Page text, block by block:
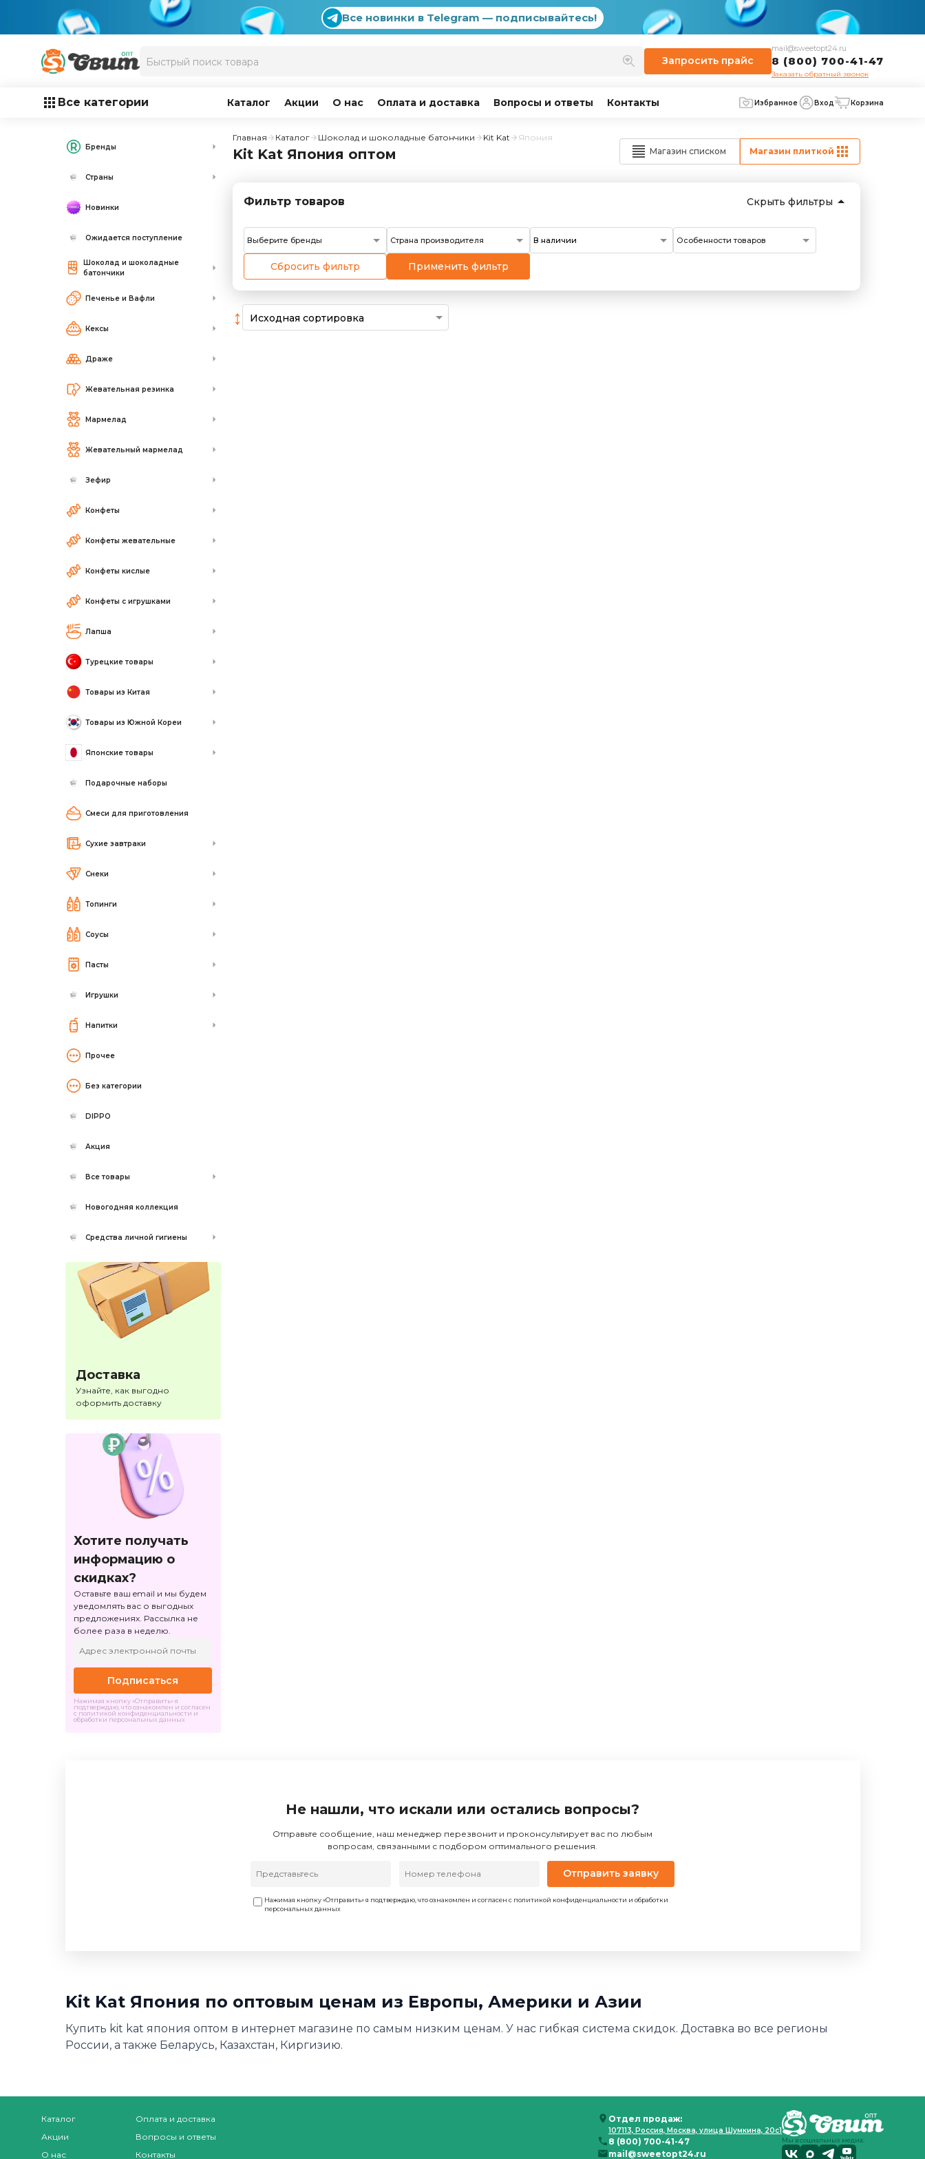
Все новинки в Telegram — подписывайтесь!
Запросить прайс
mail@sweetopt24.ru
8 (800) 700-41-47
Заказать обратный звонок
Все категории Каталог Акции О нас Оплата и доставка Вопросы и ответы Контакты Избранное Вход Корзина
Бренды
Страны
Новинки
Ожидается поступление
Шоколад и шоколадные
батончики
Печенье и Вафли
Кексы
Драже
Жевательная резинка
Мармелад
Жевательный мармелад
Зефир
Конфеты
Конфеты жевательные
Конфеты кислые
Конфеты с игрушками
Лапша
Турецкие товары
Товары из Китая
Товары из Южной Кореи
Японские товары
Подарочные наборы
Смеси для приготовления
Сухие завтраки
Снеки
Топинги
Соусы
Пасты
Игрушки
Напитки
Прочее
Без категории
DIPPO
Акция
Все товары
Новогодняя коллекция
Средства личной гигиены
Доставка
Узнайте, как выгодно
оформить доставку
Хотите получать
информацию о
скидках?
Оставьте ваш email и мы будем
уведомлять вас о выгодных
предложениях. Рассылка не
более раза в неделю.
Подписаться
Нажимая кнопку «Отправить» я
подтверждаю, что ознакомлен и согласен
с политикой конфиденциальности и
обработки персональных данных
Главная Каталог Шоколад и шоколадные батончики Kit Kat Япония
Kit Kat Япония оптом Магазин списком Магазин плиткой
Фильтр товаров Скрыть фильтры
Выберите бренды Страна производителя Особенности товаров
Сбросить фильтр Применить фильтр
↕
Не нашли, что искали или остались вопросы?
Отправьте сообщение, наш менеджер перезвонит и проконсультирует вас по любым
вопросам, связанными с подбором оптимального решения.
Отправить заявку
Нажимая кнопку «Отправить» я подтверждаю, что ознакомлен и согласен с политикой конфиденциальности и обработки
персональных данных
Kit Kat Япония по оптовым ценам из Европы, Америки и Азии
Купить kit kat япония оптом в интернет магазине по самым низким ценам. У нас гибкая система скидок. Доставка во все регионы
России, а также Беларусь, Казахстан, Киргизию.
Каталог
Акции
О нас
Оплата и доставка
Вопросы и ответы
Контакты
Отдел продаж:
107113, Россия, Москва, улица Шумкина, 20с1
8 (800) 700-41-47
mail@sweetopt24.ru
Мы в социальных медиа: